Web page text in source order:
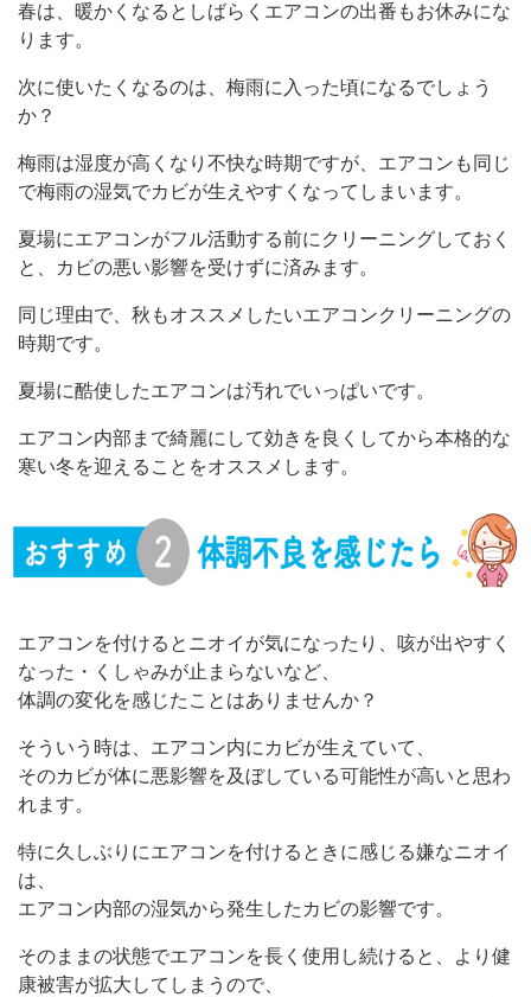
春は、暖かくなるとしばらくエアコンの出番もお休みにな
ります。
次に使いたくなるのは、梅雨に入った頃になるでしょう
か？
梅雨は湿度が高くなり不快な時期ですが、エアコンも同じ
で梅雨の湿気でカビが生えやすくなってしまいます。
夏場にエアコンがフル活動する前にクリーニングしておく
と、カビの悪い影響を受けずに済みます。
同じ理由で、秋もオススメしたいエアコンクリーニングの
時期です。
夏場に酷使したエアコンは汚れでいっぱいです。
エアコン内部まで綺麗にして効きを良くしてから本格的な
寒い冬を迎えることをオススメします。
エアコンを付けるとニオイが気になったり、咳が出やすく
なった・くしゃみが止まらないなど、
体調の変化を感じたことはありませんか？
そういう時は、エアコン内にカビが生えていて、
そのカビが体に悪影響を及ぼしている可能性が高いと思わ
れます。
特に久しぶりにエアコンを付けるときに感じる嫌なニオイ
は、
エアコン内部の湿気から発生したカビの影響です。
そのままの状態でエアコンを長く使用し続けると、より健
康被害が拡大してしまうので、